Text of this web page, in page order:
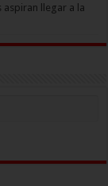
aspiran llegar a la